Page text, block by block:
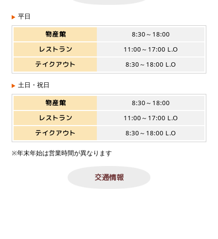
平日
物産館
8:30～18:00
レストラン
11:00～17:00 L.O
テイクアウト
8:30～18:00 L.O
土日・祝日
物産館
8:30～18:00
レストラン
11:00～17:00 L.O
テイクアウト
8:30～18:00 L.O
※年末年始は営業時間が異なります
交通情報